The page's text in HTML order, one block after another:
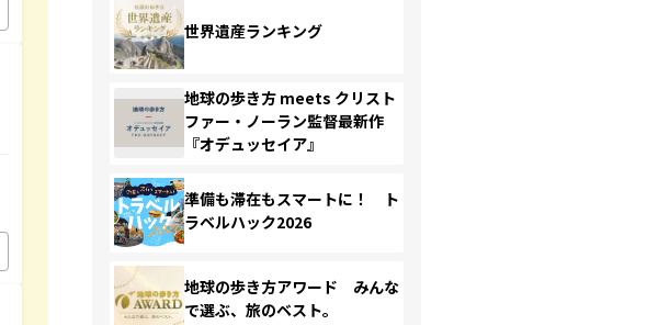
世界遺産ランキング
地球の歩き方 meets クリスト
ファー・ノーラン監督最新作
『オデュッセイア』
準備も滞在もスマートに！ ト
ラベルハック2026
地球の歩き方アワード みんな
で選ぶ、旅のベスト。